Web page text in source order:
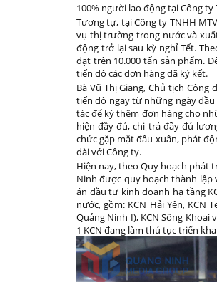
100% người lao động tại Công
Tương tự, tại Công ty TNHH
vụ thị trường trong nước và
động trở lại sau kỳ nghỉ Tết.
đạt trên 10.000 tấn sản phẩm.
tiến độ các đơn hàng đã ký kết.
Bà Vũ Thị Giang, Chủ tịch
tiến độ ngay từ những ngày đầu
tác để ký thêm đơn hàng cho
hiện đầy đủ, chi trả đầy đủ
chức gặp mặt đầu xuân, phát
dài với Công ty.
Hiện nay, theo Quy hoạch phát
Ninh được quy hoạch thành lập
án đầu tư kinh doanh hạ tầng
nước, gồm: KCN Hải Yên, KCN
Quảng Ninh I), KCN Sông
1 KCN đang làm thủ tục triển